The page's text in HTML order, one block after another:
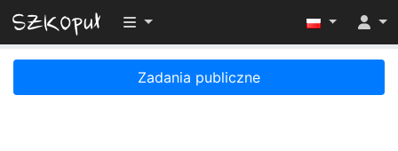
Przełącz widoczność menu
Zadania publiczne